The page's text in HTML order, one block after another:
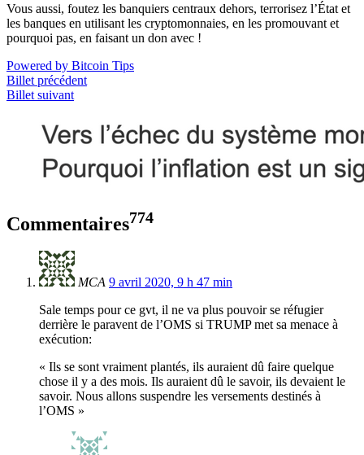
Vous aussi, foutez les banquiers centraux dehors, terrorisez l’État et
les banques en utilisant les cryptomonnaies, en les promouvant et
pourquoi pas, en faisant un don avec !
Powered by Bitcoin Tips
Billet précédent
Billet suivant
Commentaires774
MCA 9 avril 2020, 9 h 47 min
Sale temps pour ce gvt, il ne va plus pouvoir se réfugier
derrière le paravent de l’OMS si TRUMP met sa menace à
exécution:
« Ils se sont vraiment plantés, ils auraient dû faire quelque
chose il y a des mois. Ils auraient dû le savoir, ils devaient le
savoir. Nous allons suspendre les versements destinés à
l’OMS »